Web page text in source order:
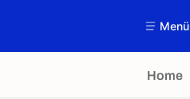
Menü
Home